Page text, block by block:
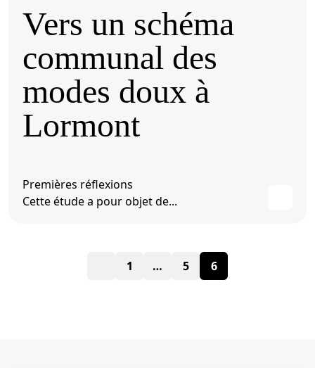
Vers un schéma
communal des
modes doux à
Lormont
Premières réflexions
Cette étude a pour objet de...
Pagination
1 … 5 6